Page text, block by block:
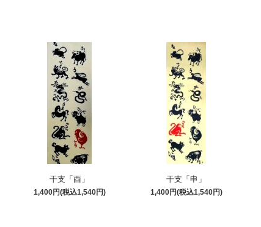
干支「酉」
1,400円(税込1,540円)
干支「申」
1,400円(税込1,540円)